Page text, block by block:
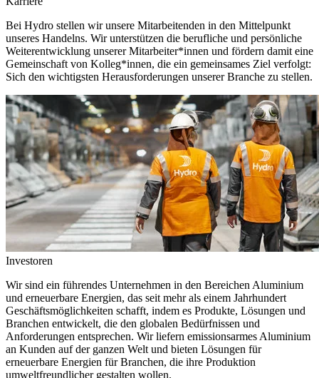
Bei Hydro stellen wir unsere Mitarbeitenden in den Mittelpunkt
unseres Handelns. Wir unterstützen die berufliche und persönliche
Weiterentwicklung unserer Mitarbeiter*innen und fördern damit eine
Gemeinschaft von Kolleg*innen, die ein gemeinsames Ziel verfolgt:
Sich den wichtigsten Herausforderungen unserer Branche zu stellen.
Investoren
Wir sind ein führendes Unternehmen in den Bereichen Aluminium
und erneuerbare Energien, das seit mehr als einem Jahrhundert
Geschäftsmöglichkeiten schafft, indem es Produkte, Lösungen und
Branchen entwickelt, die den globalen Bedürfnissen und
Anforderungen entsprechen. Wir liefern emissionsarmes Aluminium
an Kunden auf der ganzen Welt und bieten Lösungen für
erneuerbare Energien für Branchen, die ihre Produktion
umweltfreundlicher gestalten wollen.